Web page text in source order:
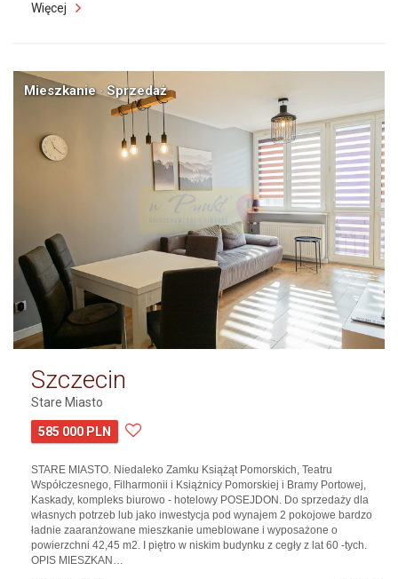
Więcej
Mieszkanie · Sprzedaż
Szczecin
Stare Miasto
585 000 PLN
STARE MIASTO. Niedaleko Zamku Książąt Pomorskich, Teatru
Współczesnego, Filharmonii i Książnicy Pomorskiej i Bramy Portowej,
Kaskady, kompleks biurowo - hotelowy POSEJDON. Do sprzedaży dla
własnych potrzeb lub jako inwestycja pod wynajem 2 pokojowe bardzo
ładnie zaaranżowane mieszkanie umeblowane i wyposażone o
powierzchni 42,45 m2. I piętro w niskim budynku z cegły z lat 60 -tych.
OPIS MIESZKAN…